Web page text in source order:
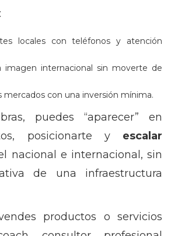
locales con teléfonos y atención
imagen internacional sin moverte de
mercados con una inversión mínima.
puedes “aparecer” en
posicionarte y escalar
nacional e internacional, sin
de una infraestructura
productos o servicios